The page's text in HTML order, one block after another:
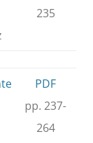
235
PDF
pp. 237-
264